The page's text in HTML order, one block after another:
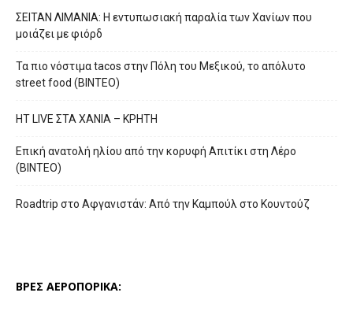
ΣΕΙΤΑΝ ΛΙΜΑΝΙΑ: Η εντυπωσιακή παραλία των Χανίων που
μοιάζει με φιόρδ
Τα πιο νόστιμα tacos στην Πόλη του Μεξικού, το απόλυτο
street food (ΒΙΝΤΕΟ)
HT LIVE ΣΤΑ ΧΑΝΙΑ – ΚΡΗΤΗ
Επική ανατολή ηλίου από την κορυφή Απιτίκι στη Λέρο
(ΒΙΝΤΕΟ)
Roadtrip στο Αφγανιστάν: Από την Καμπούλ στο Κουντούζ
ΒΡΕΣ ΑΕΡΟΠΟΡΙΚΑ: